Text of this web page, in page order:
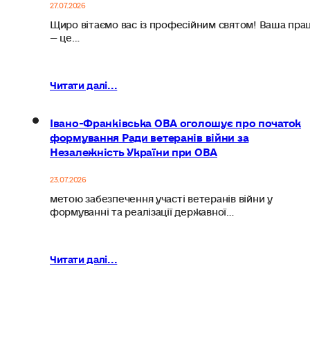
27.07.2026
Щиро вітаємо вас із професійним святом! Ваша
— це…
Читати далі...
Івано-Франківська ОВА оголошує про початок
формування Ради ветеранів війни за
Незалежність України при ОВА
23.07.2026
метою забезпечення участі ветеранів війни у
формуванні та реалізації державної…
Читати далі...